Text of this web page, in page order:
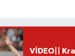
VİDEO||